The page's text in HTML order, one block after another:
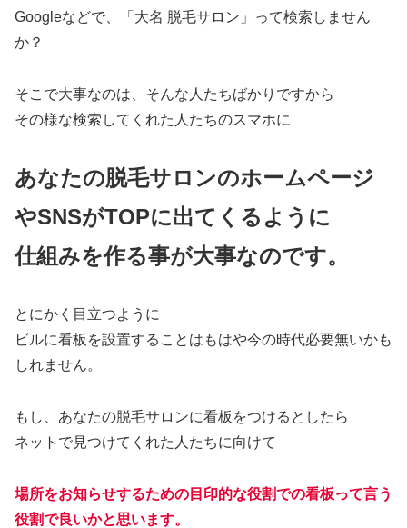
Googleなどで、「大名 脱毛サロン」って検索しません
か？
そこで大事なのは、そんな人たちばかりですから
その様な検索してくれた人たちのスマホに
あなたの脱毛サロンのホームページ
やSNSがTOPに出てくるように
仕組みを作る事が大事なのです。
とにかく目立つように
ビルに看板を設置することはもはや今の時代必要無いかも
しれません。
もし、あなたの脱毛サロンに看板をつけるとしたら
ネットで見つけてくれた人たちに向けて
場所をお知らせするための目印的な役割での看板って言う
役割で良いかと思います。